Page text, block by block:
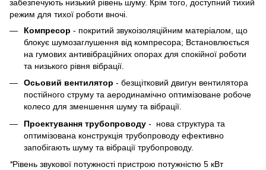
забезпечують низький рівень шуму. Крім того, доступний тихий
режим для тихої роботи вночі.
Компресор - покритий звукоізоляційним матеріалом, що
блокує шумозаглушення від компресора; Встановлюється
на гумових антивібраційних опорах для спокійної роботи
та низького рівня вібрації.
Осьовий вентилятор - безщітковий двигун вентилятора
постійного струму та аеродинамічно оптимізоване робоче
колесо для зменшення шуму та вібрації.
Проектування трубопроводу - нова структура та
оптимізована конструкція трубопроводу ефективно
запобігають шуму та вібрації трубопроводу.
*Рівень звукової потужності пристрою потужністю 5 кВт